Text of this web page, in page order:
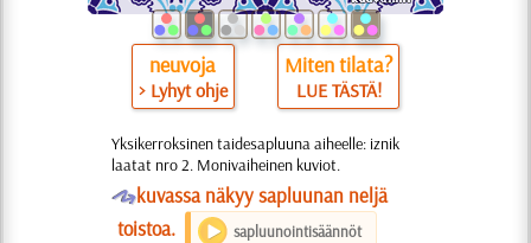
neuvoja
> Lyhyt ohje
Miten tilata?
LUE TÄSTÄ!
Yksikerroksinen taidesapluuna aiheelle: iznik
laatat nro 2. Monivaiheinen kuviot.
Okuvassa näkyy sapluunan neljä
toistoa.
sapluunointisäännöt